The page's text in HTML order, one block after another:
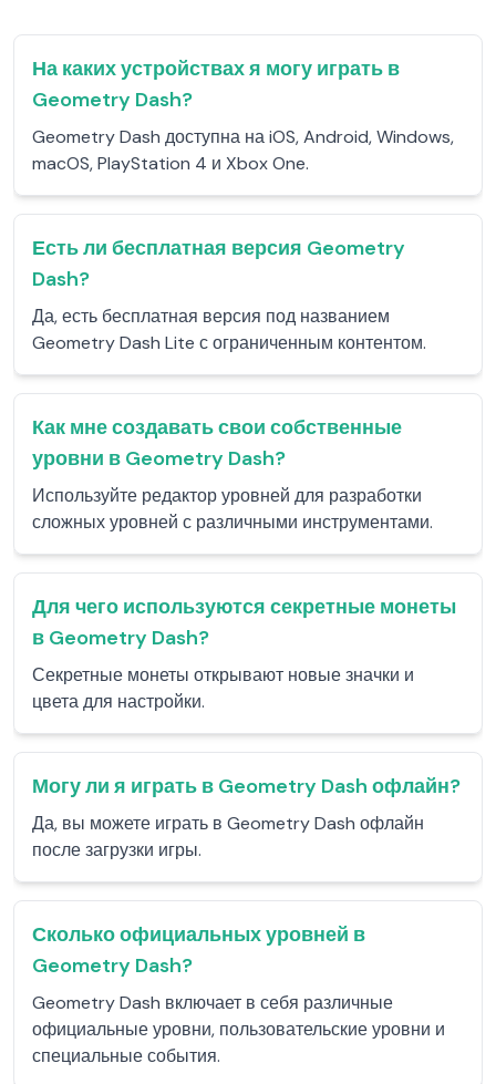
На каких устройствах я могу играть в
Geometry Dash?
Geometry Dash доступна на iOS, Android, Windows,
macOS, PlayStation 4 и Xbox One.
Есть ли бесплатная версия Geometry
Dash?
Да, есть бесплатная версия под названием
Geometry Dash Lite с ограниченным контентом.
Как мне создавать свои собственные
уровни в Geometry Dash?
Используйте редактор уровней для разработки
сложных уровней с различными инструментами.
Для чего используются секретные монеты
в Geometry Dash?
Секретные монеты открывают новые значки и
цвета для настройки.
Могу ли я играть в Geometry Dash офлайн?
Да, вы можете играть в Geometry Dash офлайн
после загрузки игры.
Сколько официальных уровней в
Geometry Dash?
Geometry Dash включает в себя различные
официальные уровни, пользовательские уровни и
специальные события.